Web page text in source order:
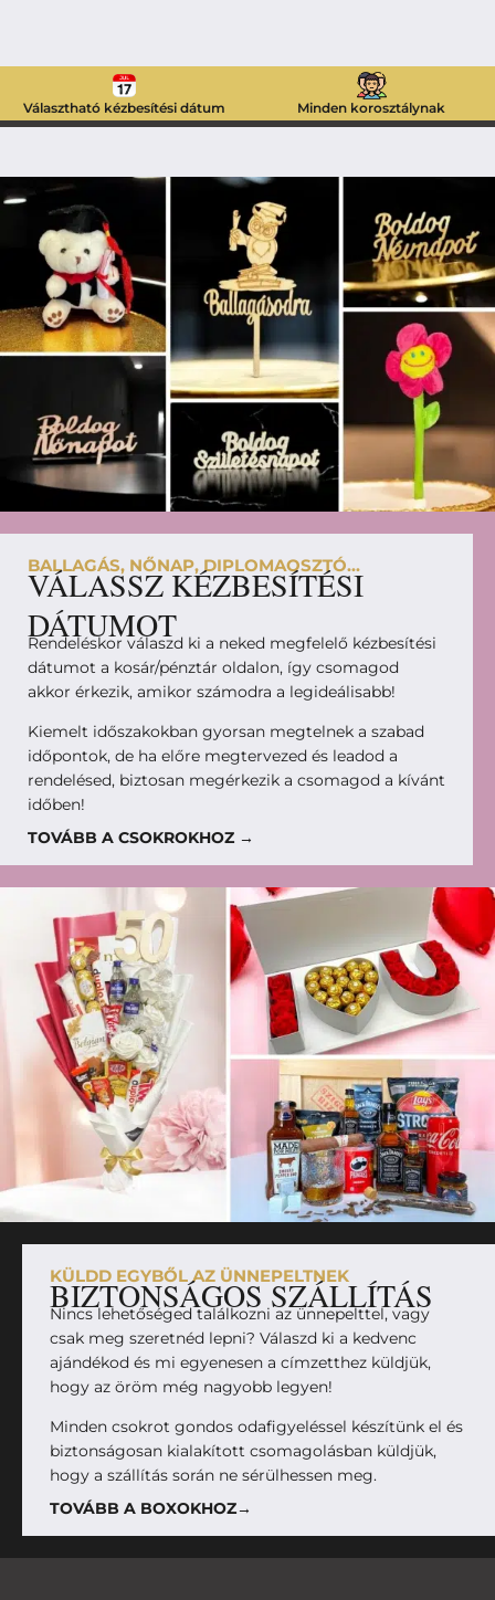
Választható kézbesítési dátum Minden korosztálynak
BALLAGÁS, NŐNAP, DIPLOMAOSZTÓ...
VÁLASSZ KÉZBESÍTÉSI
DÁTUMOT
Rendeléskor válaszd ki a neked megfelelő kézbesítési
dátumot a kosár/pénztár oldalon, így csomagod
akkor érkezik, amikor számodra a legideálisabb!
Kiemelt időszakokban gyorsan megtelnek a szabad
időpontok, de ha előre megtervezed és leadod a
rendelésed, biztosan megérkezik a csomagod a kívánt
időben!
TOVÁBB A CSOKROKHOZ →
KÜLDD EGYBŐL AZ ÜNNEPELTNEK
BIZTONSÁGOS SZÁLLÍTÁS
Nincs lehetőséged találkozni az ünnepelttel, vagy
csak meg szeretnéd lepni? Válaszd ki a kedvenc
ajándékod és mi egyenesen a címzetthez küldjük,
hogy az öröm még nagyobb legyen!
Minden csokrot gondos odafigyeléssel készítünk el és
biztonságosan kialakított csomagolásban küldjük,
hogy a szállítás során ne sérülhessen meg.
TOVÁBB A BOXOKHOZ→